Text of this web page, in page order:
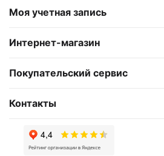
Моя учетная запись
Интернет-магазин
Покупательский сервис
Контакты